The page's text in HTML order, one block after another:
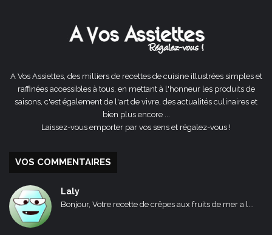
A Vos Assiettes, des milliers de recettes de cuisine illustrées simples et
raffinées accessibles à tous, en mettant à l'honneur les produits de
saisons, c'est également de l'art de vivre, des actualités culinaires et
bien plus encore ...
Laissez-vous emporter par vos sens et régalez-vous !
VOS COMMENTAIRES
Laly
Bonjour, Votre recette de crêpes aux fruits de mer a l...